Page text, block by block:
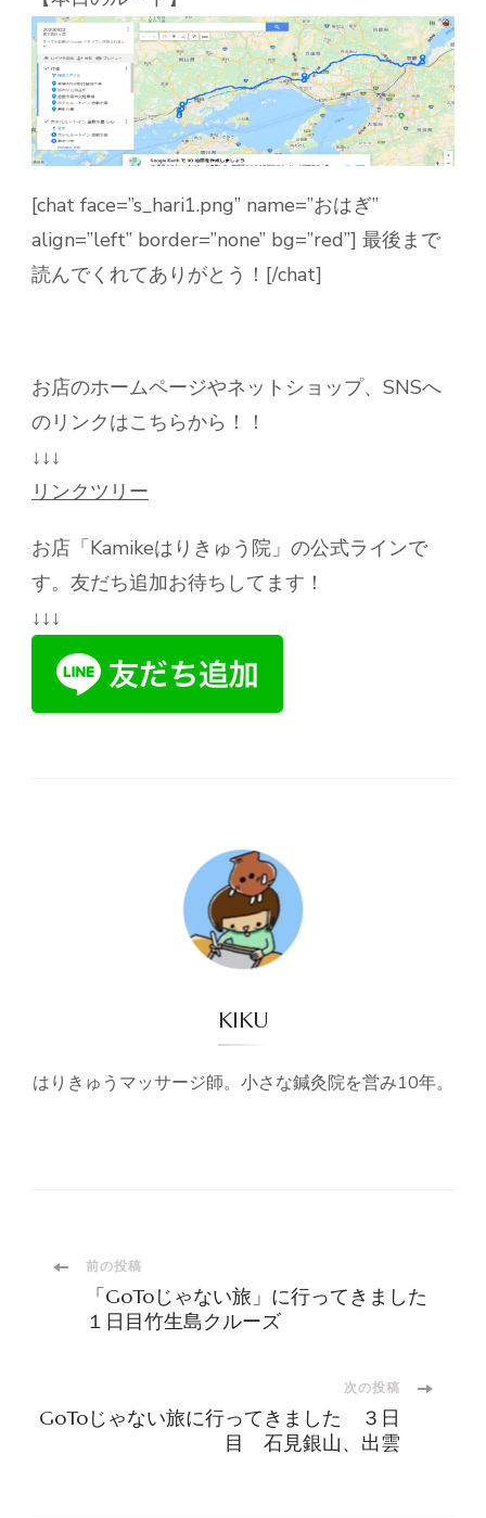
[chat face=”s_hari1.png” name=”おはぎ”
align=”left” border=”none” bg=”red”] 最後まで
読んでくれてありがとう！[/chat]
お店のホームページやネットショップ、SNSへ
のリンクはこちらから！！
↓↓↓
リンクツリー
お店「Kamikeはりきゅう院」の公式ラインで
す。友だち追加お待ちしてます！
↓↓↓
KIKU
はりきゅうマッサージ師。小さな鍼灸院を営み10年。
投
ビ
前の投稿
「GoToじゃない旅」に行ってきました
１日目竹生島クルーズ
次の投稿
GoToじゃない旅に行ってきました ３日
目 石見銀山、出雲